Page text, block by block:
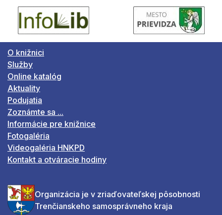
O knižnici
Služby
Online katalóg
Aktuality
Podujatia
Zoznámte sa ...
Informácie pre knižnice
Fotogaléria
Videogaléria HNKPD
Kontakt a otváracie hodiny
Organizácia je v zriaďovateľskej pôsobnosti
Trenčianskeho samosprávneho kraja